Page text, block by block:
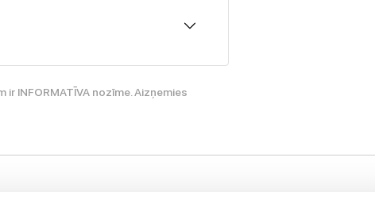
INFORMATĪVA nozīme. Aizņemies